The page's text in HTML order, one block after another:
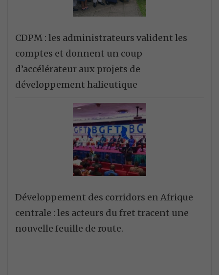
CDPM : les administrateurs valident les
comptes et donnent un coup
d’accélérateur aux projets de
développement halieutique
Développement des corridors en Afrique
centrale : les acteurs du fret tracent une
nouvelle feuille de route.